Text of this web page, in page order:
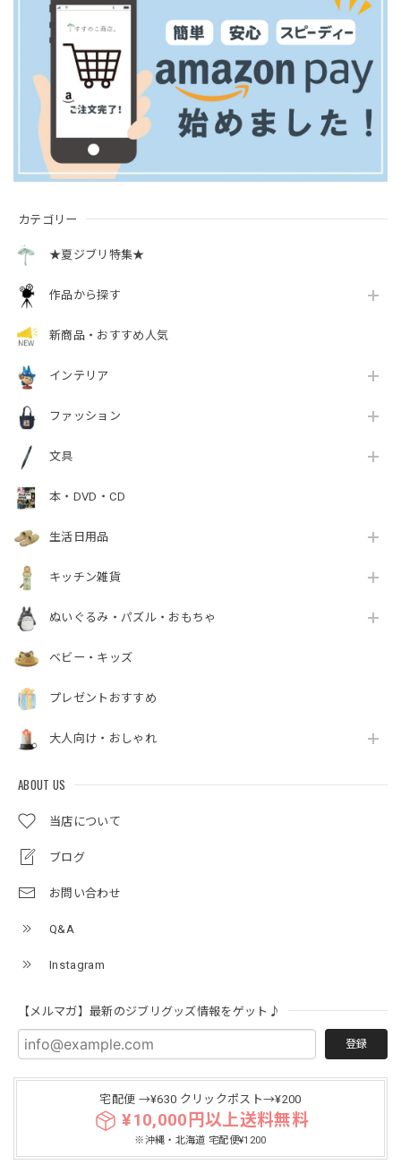
カテゴリー
★夏ジブリ特集★
作品から探す
新商品・おすすめ人気
インテリア
ファッション
文具
本・DVD・CD
生活日用品
キッチン雑貨
ぬいぐるみ・パズル・おもちゃ
ベビー・キッズ
プレゼントおすすめ
大人向け・おしゃれ
ABOUT US
当店について
ブログ
お問い合わせ
Q&A
Instagram
【メルマガ】最新のジブリグッズ情報をゲット♪
登録
宅配便 →¥630 クリックポスト→¥200
¥10,000円以上送料無料
※沖縄・北海道 宅配便¥1200